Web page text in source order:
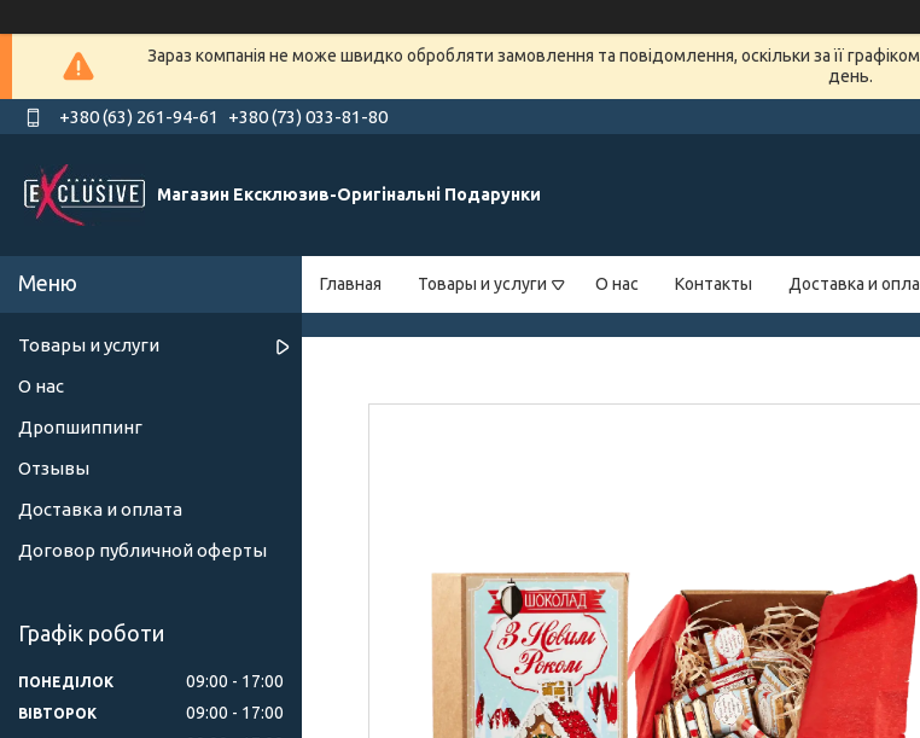
Зараз компанія не може швидко обробляти замовлення та повідомлення, оскільки за її
день.
+380 (63) 261-94-61 +380 (73) 033-81-80
Магазин Ексклюзив-Оригінальні Подарунки
Главная Товары и услуги О нас Контакты Доставка и
Товары и услуги
О нас
Дропшиппинг
Отзывы
Доставка и оплата
Договор публичной оферты
Графік роботи
ПОНЕДІЛОК 09:00 17:00
ВІВТОРОК 09:00 17:00